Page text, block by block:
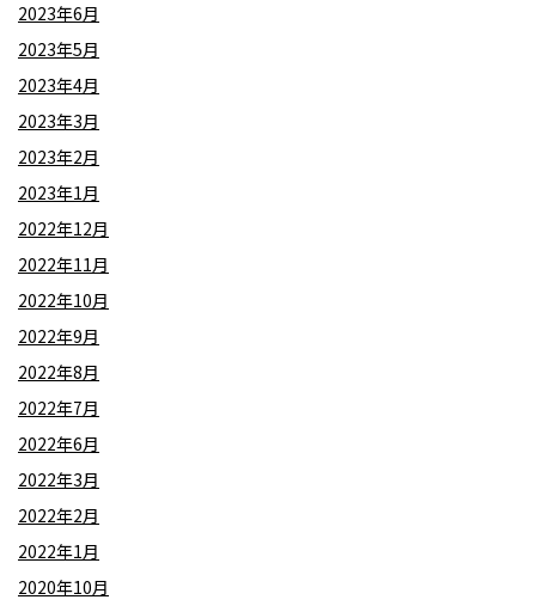
2023年6月
2023年5月
2023年4月
2023年3月
2023年2月
2023年1月
2022年12月
2022年11月
2022年10月
2022年9月
2022年8月
2022年7月
2022年6月
2022年3月
2022年2月
2022年1月
2020年10月